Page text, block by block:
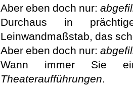
Aber eben doch nur:
Durchaus in
Leinwandmaßstab, das
Aber eben doch nur:
Wann immer Sie
Theateraufführungen.